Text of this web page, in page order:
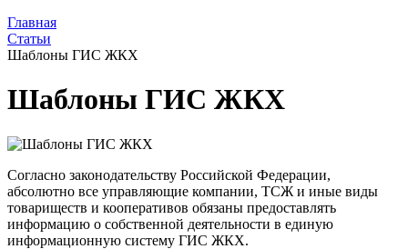
Главная
Статьи
Шаблоны ГИС ЖКХ
Шаблоны ГИС ЖКХ
Согласно законодательству Российской Федерации,
абсолютно все управляющие компании, ТСЖ и иные виды
товариществ и кооперативов обязаны предоставлять
информацию о собственной деятельности в единую
информационную систему ГИС ЖКХ.